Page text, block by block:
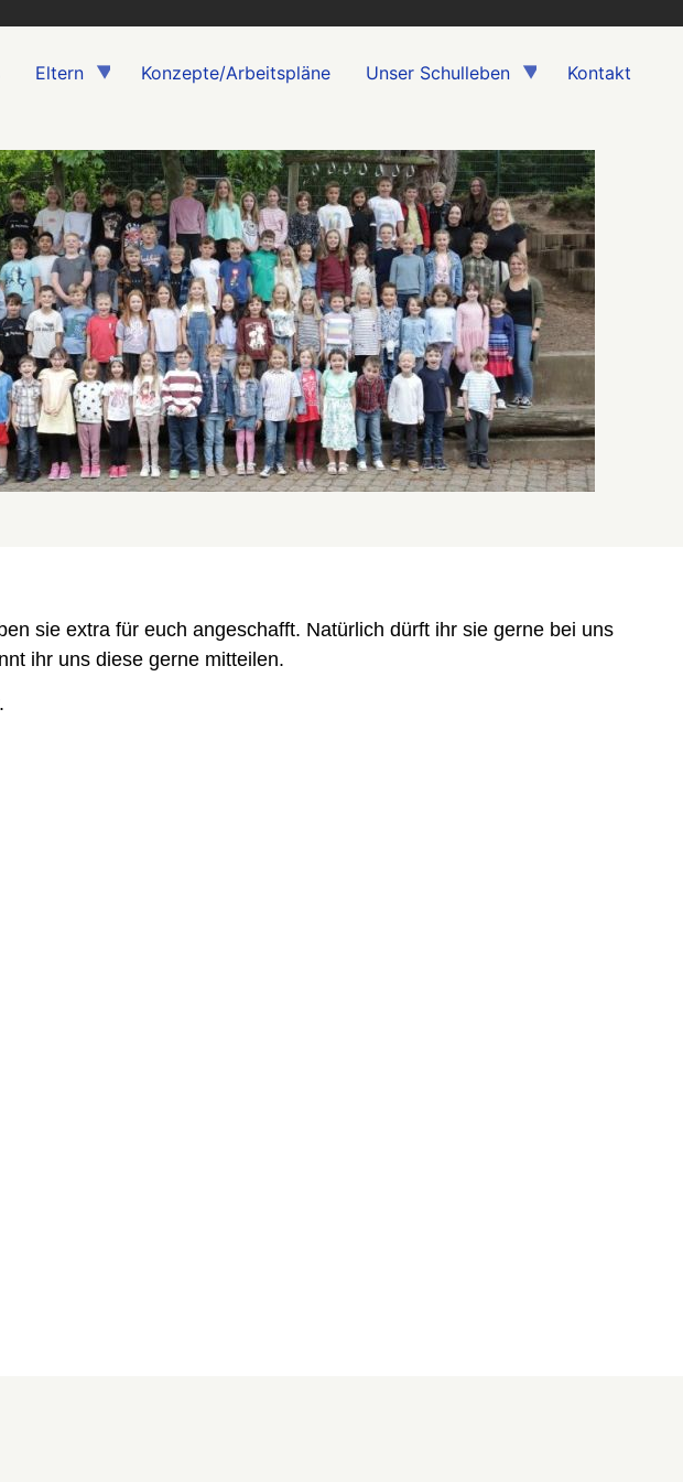
Eltern Konzepte/Arbeitspläne Unser Schulleben
Kontakt
sie extra für euch angeschafft. Natürlich dürft ihr sie gerne bei uns
ihr uns diese gerne mitteilen.